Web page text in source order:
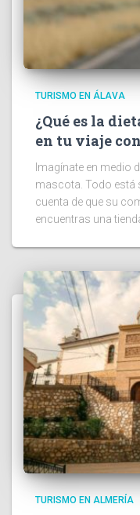
TURISMO EN ÁLAVA
¿Qué es la
en tu viaje
Imagínate en medio
mascota. Todo está
cuenta de que su
encuentras una
TURISMO EN ALMERÍA